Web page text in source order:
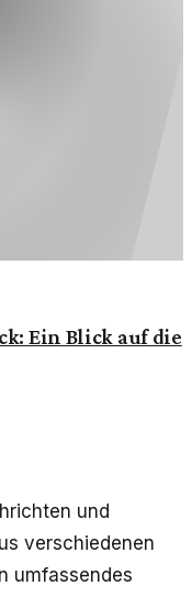
Ein Blick auf die
und
verschiedenen
umfassendes